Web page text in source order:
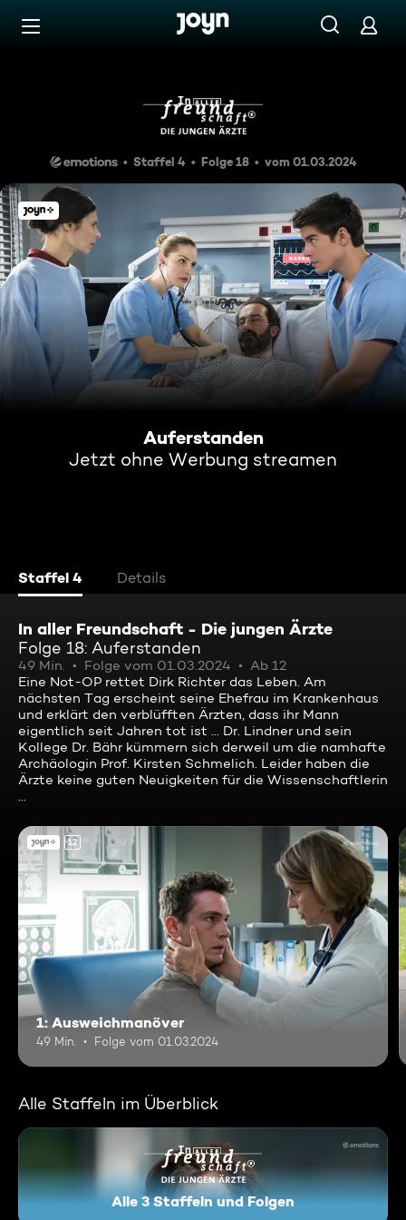
Zum Inhalt springen
Auferstanden
Staffel 4 Folge 18 vom 01.03.2024
Auferstanden
Jetzt ohne Werbung streamen
Staffel 4 Details
In aller Freundschaft - Die jungen Ärzte
Folge 18: Auferstanden
49 Min. Folge vom 01.03.2024
Ab 12
Eine Not-OP rettet Dirk Richter das Leben. Am
nächsten Tag erscheint seine Ehefrau im Krankenhaus
und erklärt den verblüfften Ärzten, dass ihr Mann
eigentlich seit Jahren tot ist ... Dr. Lindner und sein
Kollege Dr. Bähr kümmern sich derweil um die namhafte
Archäologin Prof. Kirsten Schmelich. Leider haben die
Ärzte keine guten Neuigkeiten für die Wissenschaftlerin
...
12
1: Ausweichmanöver
49 Min. Folge vom 01.03.2024
Alle Staffeln im Überblick
Alle 3 Staffeln und Folgen